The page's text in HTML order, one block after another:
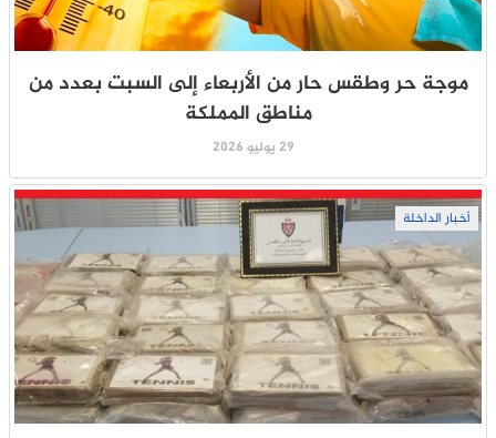
موجة حر وطقس حار من الأربعاء إلى السبت بعدد من
مناطق المملكة
29 يوليو 2026
أخبار الداخلة